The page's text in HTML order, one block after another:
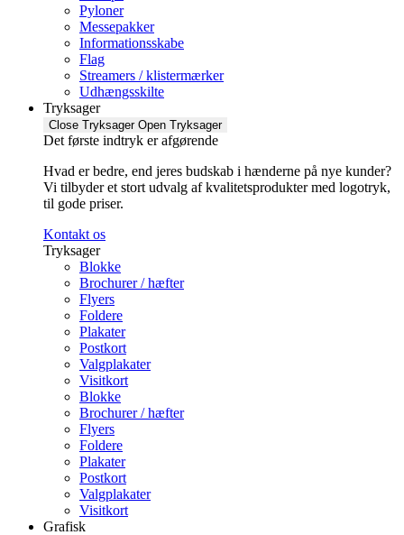
Pyloner
Messepakker
Informationsskabe
Flag
Streamers / klistermærker
Udhængsskilte
Tryksager
Close Tryksager Open Tryksager
Det første indtryk er afgørende
Hvad er bedre, end jeres budskab i hænderne på nye kunder?
Vi tilbyder et stort udvalg af kvalitetsprodukter med logotryk,
til gode priser.
Kontakt os
Tryksager
Blokke
Brochurer / hæfter
Flyers
Foldere
Plakater
Postkort
Valgplakater
Visitkort
Blokke
Brochurer / hæfter
Flyers
Foldere
Plakater
Postkort
Valgplakater
Visitkort
Grafisk